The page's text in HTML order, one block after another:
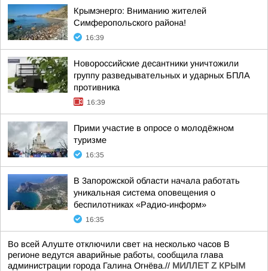
Крымэнерго: Вниманию жителей
Симферопольского района!
16:39
Новороссийские десантники уничтожили
группу разведывательных и ударных БПЛА
противника
16:39
Прими участие в опросе о молодёжном
туризме
16:35
В 3апорожской области начала работать
уникальная система оповещения о
беспилотниках «Радио-информ»
16:35
Во всей Алуште отключили свет на несколько часов В
регионе ведутся аварийные работы, сообщила глава
администрации города Галина Огнёва.// МИЛЛЕТ Z КРЫМ